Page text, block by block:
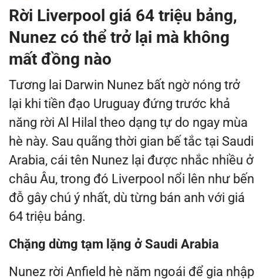
Rời Liverpool giá 64 triệu bảng,
Nunez có thể trở lại mà không
mất đồng nào
Tương lai Darwin Nunez bất ngờ nóng trở
lại khi tiền đạo Uruguay đứng trước khả
năng rời Al Hilal theo dạng tự do ngay mùa
hè này. Sau quãng thời gian bế tắc tại Saudi
Arabia, cái tên Nunez lại được nhắc nhiều ở
châu Âu, trong đó Liverpool nổi lên như bến
đỗ gây chú ý nhất, dù từng bán anh với giá
64 triệu bảng.
Chặng dừng tạm lặng ở Saudi Arabia
Nunez rời Anfield hè năm ngoái để gia nhập